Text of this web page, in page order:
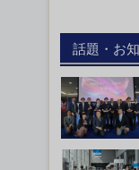
話題・お